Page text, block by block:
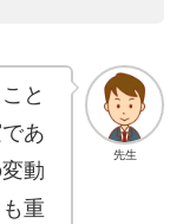
先生
と
あ
動
重